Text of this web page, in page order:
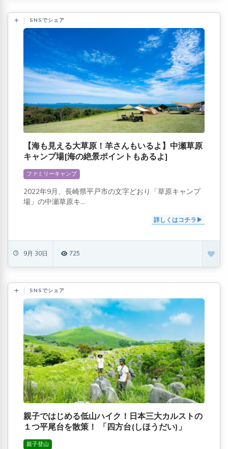
SNSでシェア
【海も見える大草原！羊さんもいるよ】中瀬草原
キャンプ場[海の絶景ポイントもあるよ]
ファミリーキャンプ
2022年9月、長崎県平戸市の文字どおり「草原キャンプ
場」の中瀬草原キ...
詳しくはコチラ
9月 30日 725
SNSでシェア
親子ではじめる低山ハイク！日本三大カルストの
１つ平尾台を散策！ 「四方台(しほうだい)」
親子登山